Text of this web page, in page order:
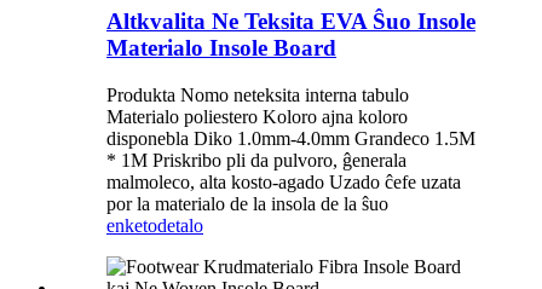
Altkvalita Ne Teksita EVA Ŝuo Insole
Materialo Insole Board
Produkta Nomo neteksita interna tabulo
Materialo poliestero Koloro ajna koloro
disponebla Diko 1.0mm-4.0mm Grandeco 1.5M
* 1M Priskribo pli da pulvoro, ĝenerala
malmoleco, alta kosto-agado Uzado ĉefe uzata
por la materialo de la insola de la ŝuo
enketodetalo